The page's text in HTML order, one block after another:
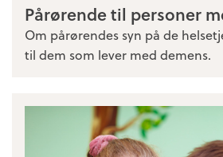
Pårørende til personer
Om pårørendes syn på de
til dem som lever med demens.